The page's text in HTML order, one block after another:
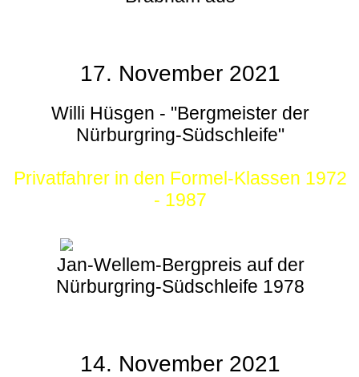
17. November 2021
Willi Hüsgen - "Bergmeister der
Nürburgring-Südschleife"
Privatfahrer in den Formel-Klassen 1972
- 1987
Jan-Wellem-Bergpreis auf der
Nürburgring-Südschleife 1978
14. November 2021